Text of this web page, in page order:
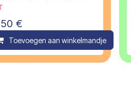
€
Toevoegen aan winkelmandje